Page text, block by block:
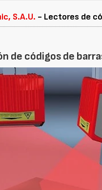
S.A.U. - Lectores de
de códigos de